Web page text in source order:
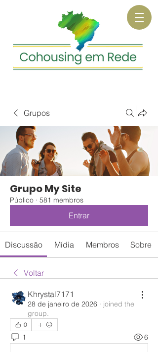
Grupos
Grupo My Site
Público · 581 membros
Entrar
Discussão Mídia Membros Sobre
Voltar
Khrystal7171
28 de janeiro de 2026 · joined the
group.
0
1 6